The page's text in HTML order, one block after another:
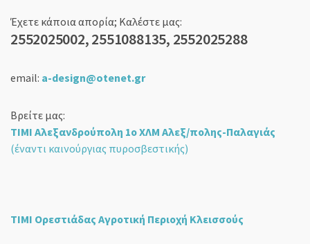
Έχετε κάποια απορία; Καλέστε μας:
2552025002, 2551088135, 2552025288
email: a-design@otenet.gr
Βρείτε μας:
ΤΙΜΙ Αλεξανδρούπολη 1ο ΧΛΜ Αλεξ/πολης-Παλαγιάς
(έναντι καινούργιας πυροσβεστικής)
ΤΙΜΙ Ορεστιάδας Αγροτική Περιοχή Κλεισσούς